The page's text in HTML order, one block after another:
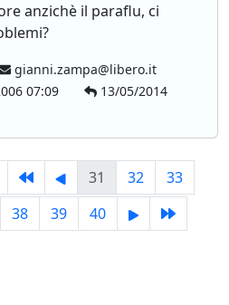
anzichè il paraflu, ci
gianni.zampa@libero.it
07:09
13/05/2014
31 32
33
38 39 40